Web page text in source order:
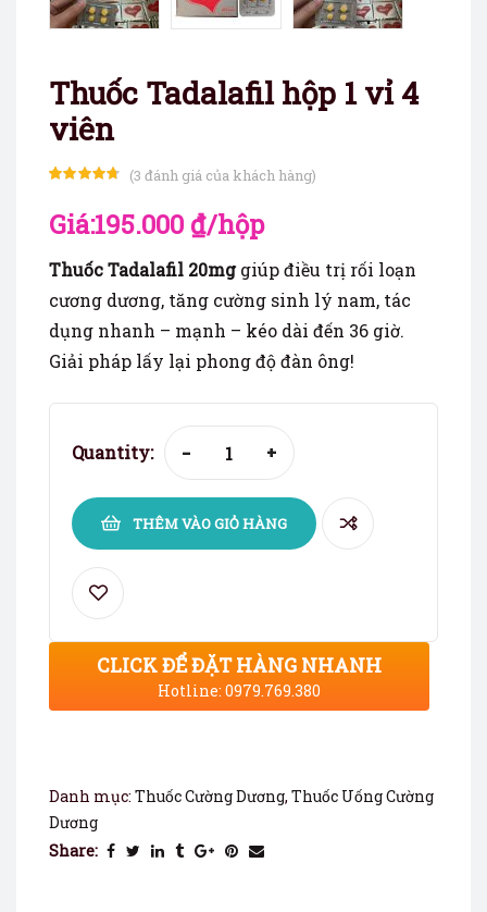
Thuốc Tadalafil hộp 1 vỉ 4
viên
dựa trên
(3 đánh giá của khách hàng)
Giá:195.000 ₫/hộp
Thuốc Tadalafil 20mggiúp điều trị rối loạn
cương dương, tăng cường sinh lý nam, tác
dụng nhanh – mạnh – kéo dài đến 36 giờ.
Giải pháp lấy lại phong độ đàn ông!
Quantity: - +
THÊM VÀO GIỎ HÀNG
CLICK ĐỂ ĐẶT HÀNG NHANH
Hotline: 0979.769.380
Danh mục: Thuốc Cường Dương, Thuốc Uống Cường
Dương
Share: